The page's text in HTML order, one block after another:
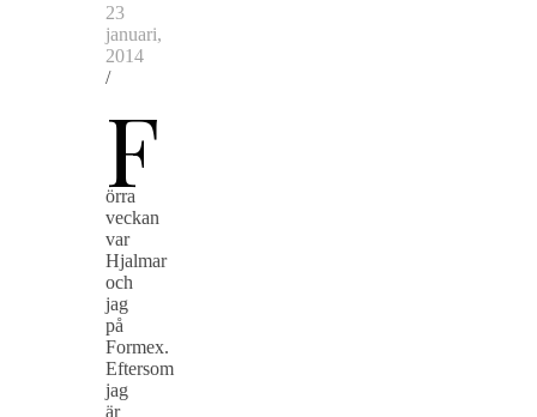
23
januari,
2014
/
F
örra
veckan
var
Hjalmar
och
jag
på
Formex.
Eftersom
jag
är